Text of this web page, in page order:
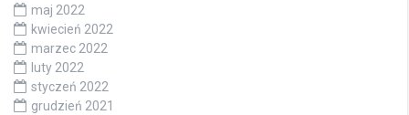
maj 2022
kwiecień 2022
marzec 2022
luty 2022
styczeń 2022
grudzień 2021